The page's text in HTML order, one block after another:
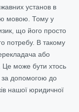
установ в
мовою. Тому у
що його просто
потребу. В такому
або
Це може бути хтось
за допомогою до
нашої юридичної